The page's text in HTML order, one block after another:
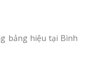
bảng hiệu tại Bình